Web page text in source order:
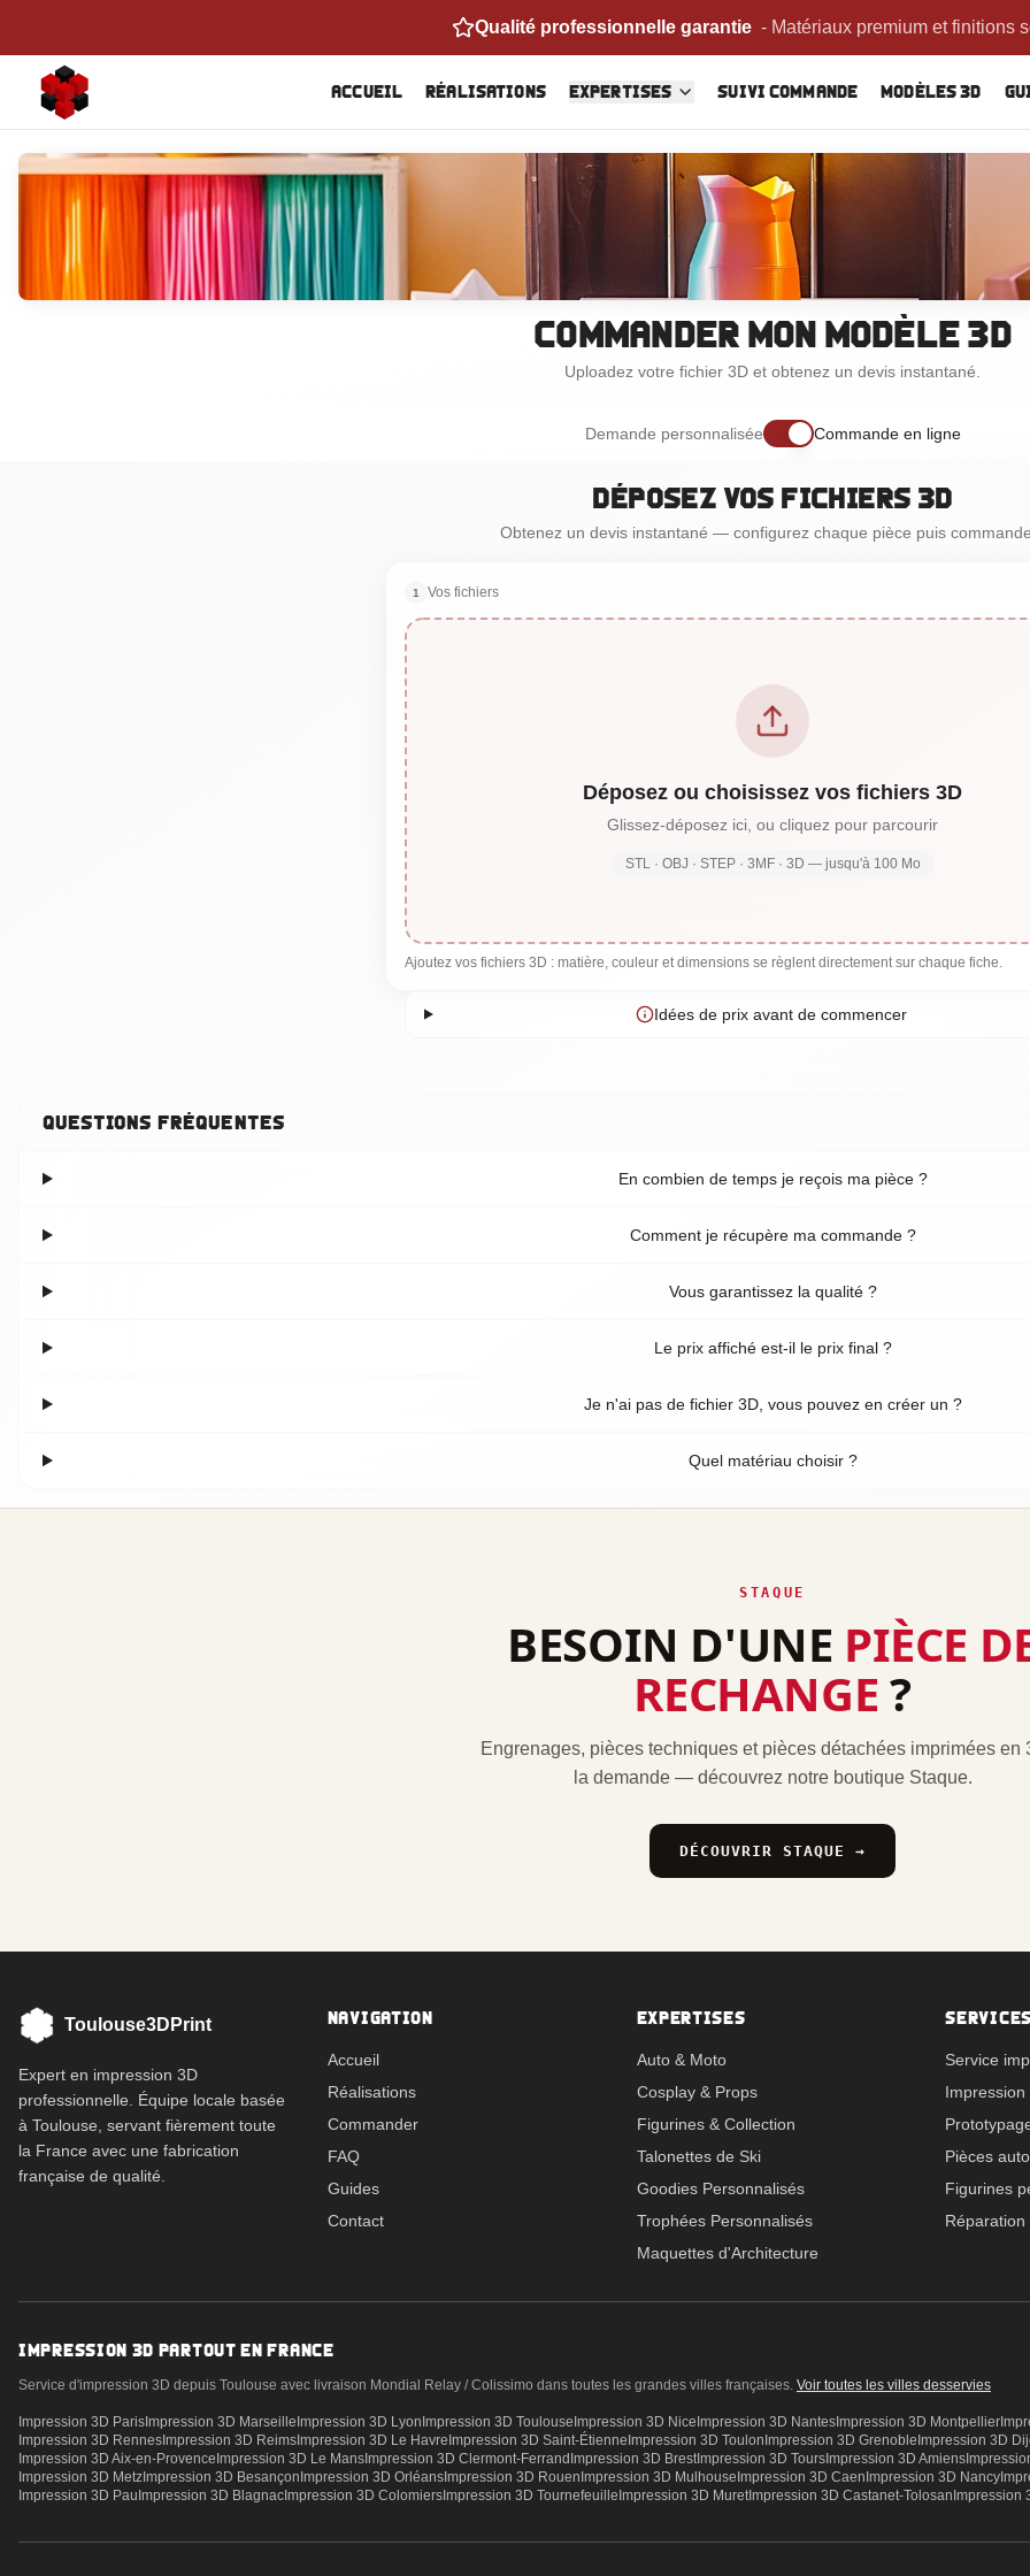
Qualité professionnelle garantie - Matériaux premium et finitions
Accueil Réalisations Expertises Suivi commande Modèles 3D
Commander mon modèle 3D
Uploadez votre fichier 3D et obtenez un devis instantané.
Demande personnalisée Commande en ligne
Déposez vos fichiers 3D
Obtenez un devis instantané — configurez chaque pièce puis
1 Vos fichiers
Déposez ou choisissez vos fichiers 3D
Glissez-déposez ici, ou cliquez pour parcourir
STL · OBJ · STEP · 3MF · 3D — jusqu'à 100 Mo
Ajoutez vos fichiers 3D : matière, couleur et dimensions se règlent directement sur chaque fiche.
Idées de prix avant de commencer
Questions fréquentes
En combien de temps je reçois ma pièce ?
Comment je récupère ma commande ?
Vous garantissez la qualité ?
Le prix affiché est-il le prix final ?
Je n'ai pas de fichier 3D, vous pouvez en créer un ?
Quel matériau choisir ?
STAQUE
BESOIN D'UNE PIÈCE
RECHANGE ?
Engrenages, pièces techniques et pièces détachées imprimées en
la demande — découvrez notre boutique Staque.
DÉCOUVRIR STAQUE →
Toulouse3DPrint
Expert en impression 3D
professionnelle. Équipe locale basée
à Toulouse, servant fièrement toute
la France avec une fabrication
française de qualité.
NAVIGATION
Accueil
Réalisations
Commander
FAQ
Guides
Contact
EXPERTISES
Auto & Moto
Cosplay & Props
Figurines & Collection
Talonettes de Ski
Goodies Personnalisés
Trophées Personnalisés
Maquettes d'Architecture
Service
Pièces
Figurines
IMPRESSION 3D PARTOUT EN FRANCE
Service d'impression 3D depuis Toulouse avec livraison Mondial Relay / Colissimo dans toutes les grandes villes françaises. Voir toutes les villes desservies
Impression 3D Paris Impression 3D Marseille Impression 3D Lyon Impression 3D Toulouse Impression 3D Nice Impression 3D Nantes Impression 3D Montpellier
Impression 3D Rennes Impression 3D Reims Impression 3D Le Havre Impression 3D Saint-Étienne Impression 3D Toulon Impression 3D Grenoble Impression 3D
Impression 3D Aix-en-Provence Impression 3D Le Mans Impression 3D Clermont-Ferrand Impression 3D BrestImpression 3D Tours Impression 3D Amiens
Impression 3D Metz Impression 3D Besançon Impression 3D Orléans Impression 3D Rouen Impression 3D Mulhouse Impression 3D Caen Impression 3D Nancy
Impression 3D Pau Impression 3D Blagnac Impression 3D Colomiers Impression 3D Tournefeuille Impression 3D MuretImpression 3D Castanet-Tolosan Impression